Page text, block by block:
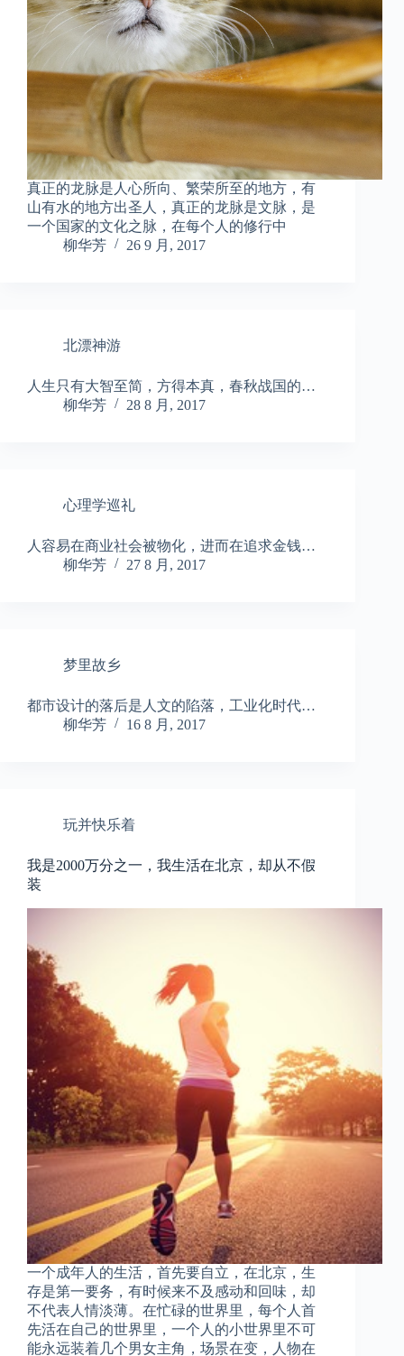
真正的龙脉是人心所向、繁荣所至的地方，有
山有水的地方出圣人，真正的龙脉是文脉，是
一个国家的文化之脉，在每个人的修行中
柳华芳
26 9 月, 2017
北漂神游
人生只有大智至简，方得本真，春秋战国的…
柳华芳
28 8 月, 2017
心理学巡礼
人容易在商业社会被物化，进而在追求金钱…
柳华芳
27 8 月, 2017
梦里故乡
都市设计的落后是人文的陷落，工业化时代…
柳华芳
16 8 月, 2017
玩并快乐着
我是2000万分之一，我生活在北京，却从不假
装
一个成年人的生活，首先要自立，在北京，生
存是第一要务，有时候来不及感动和回味，却
不代表人情淡薄。在忙碌的世界里，每个人首
先活在自己的世界里，一个人的小世界里不可
能永远装着几个男女主角，场景在变，人物在